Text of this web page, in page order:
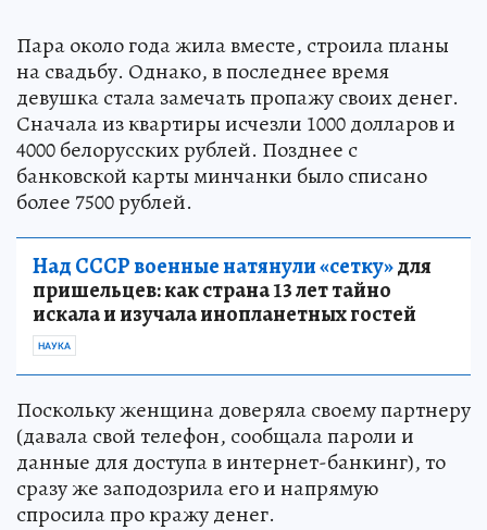
Пара около года жила вместе, строила планы
на свадьбу. Однако, в последнее время
девушка стала замечать пропажу своих денег.
Сначала из квартиры исчезли 1000 долларов и
4000 белорусских рублей. Позднее с
банковской карты минчанки было списано
более 7500 рублей.
Над СССР военные натянули «сетку»для
пришельцев: как страна 13 лет тайно
искала и изучала инопланетных гостей
НАУКА
Поскольку женщина доверяла своему партнеру
(давала свой телефон, сообщала пароли и
данные для доступа в интернет-банкинг), то
сразу же заподозрила его и напрямую
спросила про кражу денег.